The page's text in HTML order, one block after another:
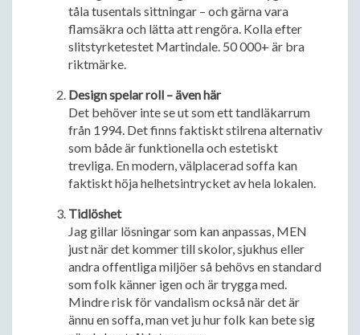
tåla tusentals sittningar – och gärna vara
flamsäkra och lätta att rengöra. Kolla efter
slitstyrketestet Martindale. 50 000+ är bra
riktmärke.
Design spelar roll – även här
Det behöver inte se ut som ett tandläkarrum
från 1994. Det finns faktiskt stilrena alternativ
som både är funktionella och estetiskt
trevliga. En modern, välplacerad soffa kan
faktiskt höja helhetsintrycket av hela lokalen.
Tidlöshet
Jag gillar lösningar som kan anpassas, MEN
just när det kommer till skolor, sjukhus eller
andra offentliga miljöer så behövs en standard
som folk känner igen och är trygga med.
Mindre risk för vandalism också när det är
ännu en soffa, man vet ju hur folk kan bete sig